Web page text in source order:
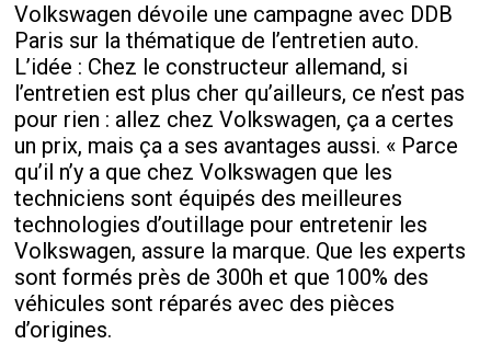
Volkswagen dévoile une campagne avec DDB
Paris sur la thématique de l’entretien auto.
L’idée : Chez le constructeur allemand, si
l’entretien est plus cher qu’ailleurs, ce n’est pas
pour rien : allez chez Volkswagen, ça a certes
un prix, mais ça a ses avantages aussi. « Parce
qu’il n’y a que chez Volkswagen que les
techniciens sont équipés des meilleures
technologies d’outillage pour entretenir les
Volkswagen, assure la marque. Que les experts
sont formés près de 300h et que 100% des
véhicules sont réparés avec des pièces
d’origines.